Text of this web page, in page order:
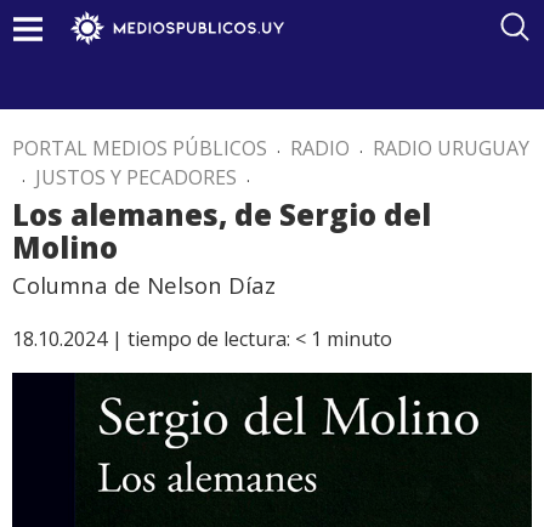
PORTAL MEDIOS PÚBLICOS . RADIO . RADIO URUGUAY
. JUSTOS Y PECADORES .
Los alemanes, de Sergio del
Molino
Columna de Nelson Díaz
18.10.2024 | tiempo de lectura: < 1 minuto